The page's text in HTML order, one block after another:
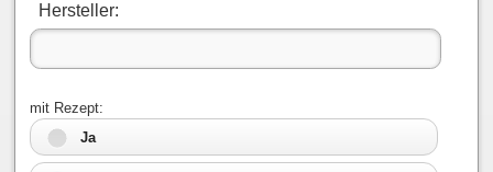
Hersteller:
mit Rezept:
Ja